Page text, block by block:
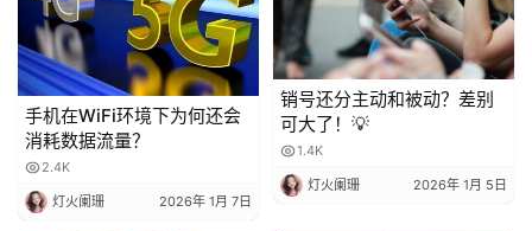
手机在WiFi环境下为何还会
消耗数据流量？
2.4K
灯火阑珊 2026年 1月 7日
销号还分主动和被动？差别
可大了！💡
1.4K
灯火阑珊 2026年 1月 5日